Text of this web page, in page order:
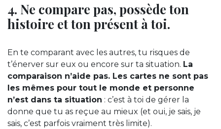
4. Ne compare pas, possède ton
histoire et ton présent à toi.
En te comparant avec les autres, tu risques de
t’énerver sur eux ou encore sur ta situation. La
comparaison n’aide pas. Les cartes ne sont pas
les mêmes pour tout le monde et personne
n’est dans ta situation : c’est à toi de gérer la
donne que tu as reçue au mieux (et oui, je sais, je
sais, c’est parfois vraiment très limite).